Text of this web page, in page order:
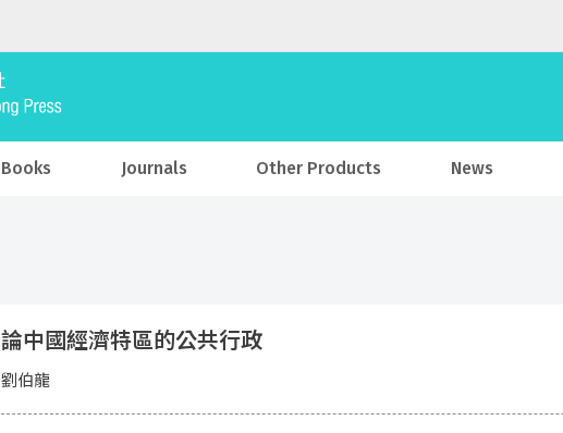
Books Journals Other Products News
論中國經濟特區的公共行政
劉伯龍